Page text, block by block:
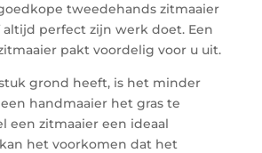
tweedehands zitmaaier
perfect zijn werk doet. Een
pakt voordelig voor u uit.
grond heeft, is het minder
handmaaier het gras te
een zitmaaier een ideaal
het voorkomen dat het